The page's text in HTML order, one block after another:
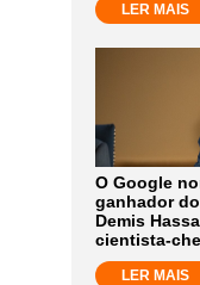
LER MAIS
O Google
ganhador
Demis
cientista-
LER MAIS